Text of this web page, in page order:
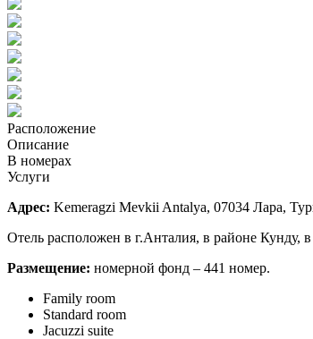
Расположение
Описание
В номерах
Услуги
Адрес: Kemeragzi Mevkii Antalya, 07034 Лара,
Отель расположен в г.Анталия, в районе Кунду,
Размещение: номерной фонд – 441 номер.
Family room
Standard room
Jacuzzi suite